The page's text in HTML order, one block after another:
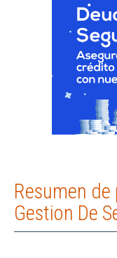
Resumen
Gestion De